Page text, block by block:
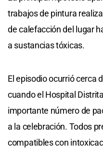
trabajos de pintura
de calefacción del lugar
a sustancias tóxicas.
El episodio ocurrió cerca
cuando el Hospital
importante número de
a la celebración. Todos
compatibles con